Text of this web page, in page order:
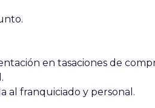
en tasaciones de
al franquiciado y personal.